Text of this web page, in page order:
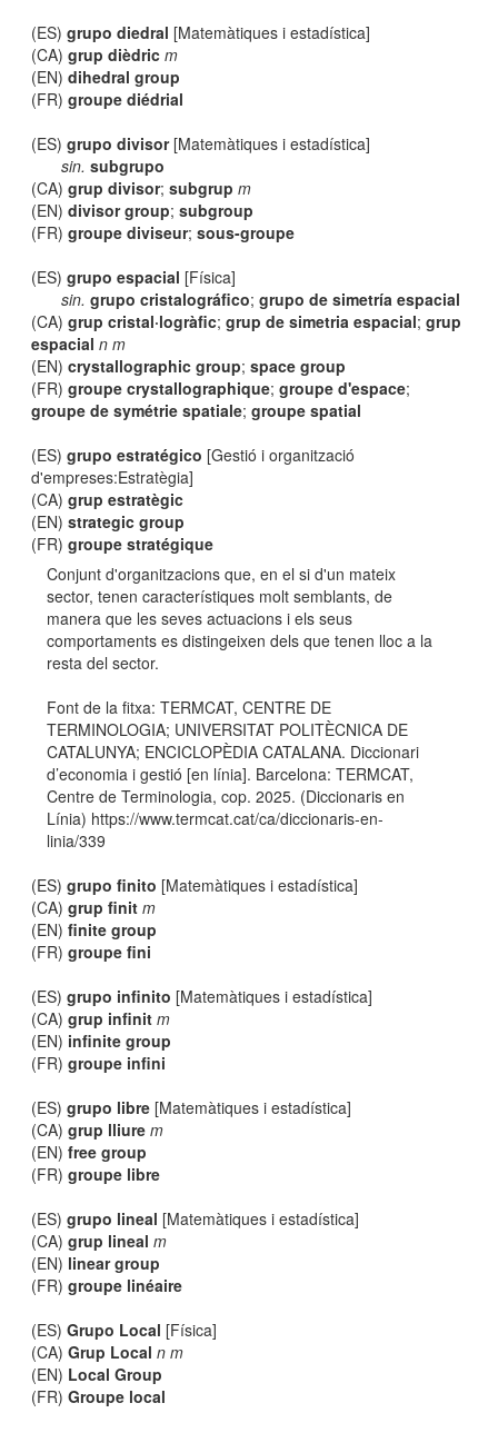
(ES)grupo diedral [Matemàtiques i estadística]
(CA)grup dièdric m
(EN)dihedral group
(FR)groupe diédrial
(ES)grupo divisor[Matemàtiques i estadística]
sin. subgrupo
(CA)grup divisor;subgrup m
(EN)divisor group;subgroup
(FR)groupe diviseur;sous-groupe
(ES)grupo espacial [Física]
sin. grupo cristalográfico; grupo de simetría espacial
(CA)grup cristal·logràfic;grup de simetria espacial;grup
espacial n m
(EN)crystallographic group;space group
(FR)groupe crystallographique;groupe d'espace;
groupe de symétrie spatiale;groupe spatial
(ES)grupo estratégico [Gestió i organització
d'empreses:Estratègia]
(CA)grup estratègic
(EN)strategic group
(FR)groupe stratégique
Conjunt d'organitzacions que, en el si d'un mateix
sector, tenen característiques molt semblants, de
manera que les seves actuacions i els seus
comportaments es distingeixen dels que tenen lloc a la
resta del sector.
Font de la fitxa: TERMCAT, CENTRE DE
TERMINOLOGIA; UNIVERSITAT POLITÈCNICA DE
CATALUNYA; ENCICLOPÈDIA CATALANA. Diccionari
d’economia i gestió [en línia]. Barcelona: TERMCAT,
Centre de Terminologia, cop. 2025. (Diccionaris en
Línia) https://www.termcat.cat/ca/diccionaris-en-
linia/339
(ES)grupo finito [Matemàtiques i estadística]
(CA)grup finit m
(EN)finite group
(FR)groupe fini
(ES)grupo infinito [Matemàtiques i estadística]
(CA)grup infinit m
(EN) infinite group
(FR)groupe infini
(ES)grupo libre [Matemàtiques i estadística]
(CA)grup lliure m
(EN)free group
(FR)groupe libre
(ES)grupo lineal [Matemàtiques i estadística]
(CA)grup lineal m
(EN) linear group
(FR)groupe linéaire
(ES)Grupo Local [Física]
(CA)Grup Local n m
(EN) Local Group
(FR)Groupe local